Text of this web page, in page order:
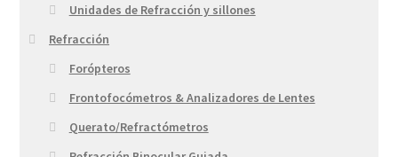
Unidades de Refracción y sillones
Refracción
Forópteros
Frontofocómetros & Analizadores de Lentes
Querato/Refractómetros